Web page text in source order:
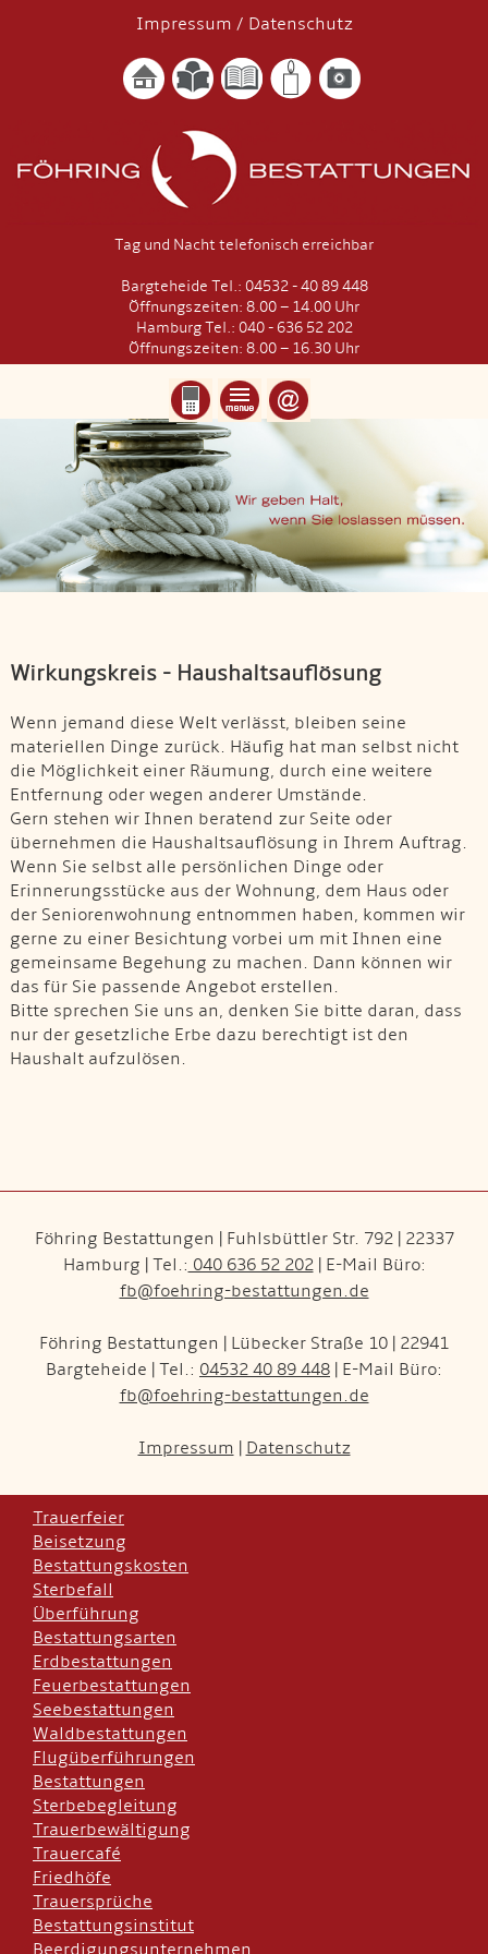
Impressum / Datenschutz
Tag und Nacht telefonisch erreichbar
Bargteheide Tel.: 04532 - 40 89 448
Öffnungszeiten: 8.00 – 14.00 Uhr
Hamburg Tel.: 040 - 636 52 202
Öffnungszeiten: 8.00 – 16.30 Uhr
Wirkungskreis - Haushaltsauflösung
Wenn jemand diese Welt verlässt, bleiben seine
materiellen Dinge zurück. Häufig hat man selbst nicht
die Möglichkeit einer Räumung, durch eine weitere
Entfernung oder wegen anderer Umstände.
Gern stehen wir Ihnen beratend zur Seite oder
übernehmen die Haushaltsauflösung in Ihrem Auftrag.
Wenn Sie selbst alle persönlichen Dinge oder
Erinnerungsstücke aus der Wohnung, dem Haus oder
der Seniorenwohnung entnommen haben, kommen wir
gerne zu einer Besichtung vorbei um mit Ihnen eine
gemeinsame Begehung zu machen. Dann können wir
das für Sie passende Angebot erstellen.
Bitte sprechen Sie uns an, denken Sie bitte daran, dass
nur der gesetzliche Erbe dazu berechtigt ist den
Haushalt aufzulösen.
Föhring Bestattungen | Fuhlsbüttler Str. 792 | 22337
Hamburg | Tel.: 040 636 52 202| E-Mail Büro:
fb@foehring-bestattungen.de
Föhring Bestattungen | Lübecker Straße 10 | 22941
Bargteheide | Tel.: 04532 40 89 448 | E-Mail Büro:
fb@foehring-bestattungen.de
Impressum | Datenschutz
Trauerfeier
Beisetzung
Bestattungskosten
Sterbefall
Überführung
Bestattungsarten
Erdbestattungen
Feuerbestattungen
Seebestattungen
Waldbestattungen
Flugüberführungen
Bestattungen
Sterbebegleitung
Trauerbewältigung
Trauercafé
Friedhöfe
Trauersprüche
Bestattungsinstitut
Beerdigungsunternehmen